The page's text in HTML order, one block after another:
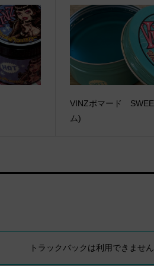
VINZポマード
ム)
トラックバックは利用できません